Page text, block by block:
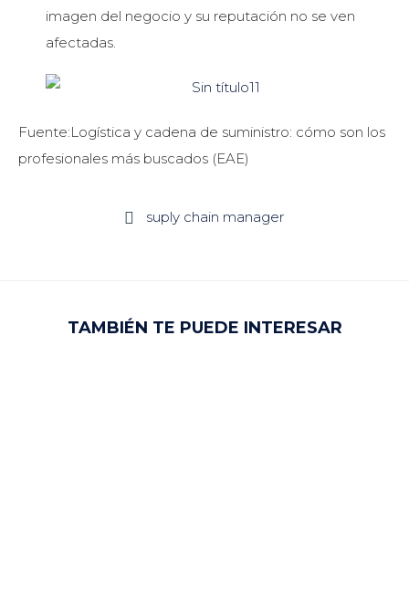
imagen del negocio y su reputación no se ven
afectadas.
Fuente:Logística y cadena de suministro: cómo son los
profesionales más buscados (EAE)
 suply chain manager
TAMBIÉN TE PUEDE INTERESAR